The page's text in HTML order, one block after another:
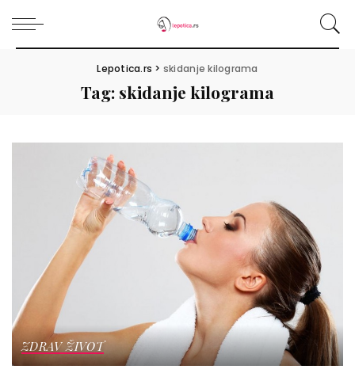
Lepotica.rs > skidanje kilograma
Tag: skidanje kilograma
ZDRAV ŽIVOT